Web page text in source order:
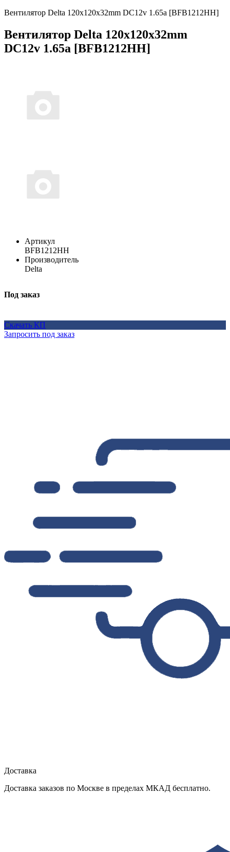
Вентилятор Delta 120x120x32mm DC12v 1.65a [BFB1212HH]
Вентилятор Delta 120x120x32mm
DC12v 1.65a [BFB1212HH]
Артикул
BFB1212HH
Производитель
Delta
Под заказ
Скачать КП
Запросить под заказ
Доставка
Доставка заказов по Москве в пределах МКАД бесплатно.